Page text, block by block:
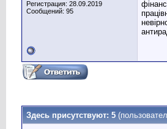
Регистрация: 28.09.2019
Сообщений: 95
Здесь присутствуют: 5